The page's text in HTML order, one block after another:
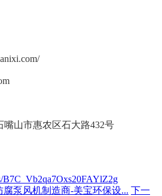
山市惠农区石大路432号
B7C_Vb2qa7Oxs20FAYlZ2g
腐泵风机制造商-美宝环保设... 下一